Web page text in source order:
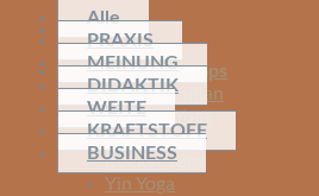
Kurse & Workshops
Yoga Kursplan
Vinyasa Yoga
Basic Yoga
Rückenyoga
Yin Yoga
Alle
PRAXIS
MEINUNG
DIDAKTIK
WEITE
KRAFTSTOFF
BUSINESS